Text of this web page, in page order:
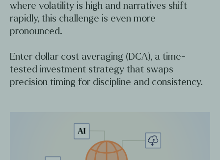
where volatility is high and narratives shift
rapidly, this challenge is even more
pronounced.
Enter dollar cost averaging (DCA), a time-
tested investment strategy that swaps
precision timing for discipline and consistency.